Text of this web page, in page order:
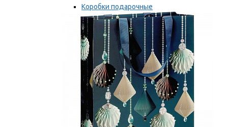
Коробки подарочные
Ленты, бобины
Мы рекомендуем